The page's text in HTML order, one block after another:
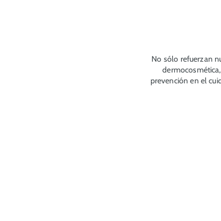
No sólo refuerzan
prevención en el